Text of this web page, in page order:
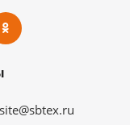
site@sbtex.ru